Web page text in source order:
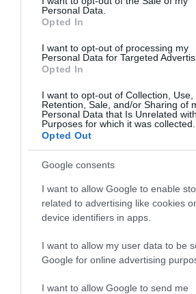
Personal Data.
Opted In
I want to opt-out of processing my
Personal Data for Targeted
Opted In
I want to opt-out of Collection, Use,
Retention, Sale, and/or Sharing of
Personal Data that Is Unrelated
Purposes for which it was collected.
Opted Out
Google consents
I want to allow Google to enable
related to advertising like cookies
device identifiers in apps.
I want to allow my user data to be
Google for online advertising
I want to allow Google to send me